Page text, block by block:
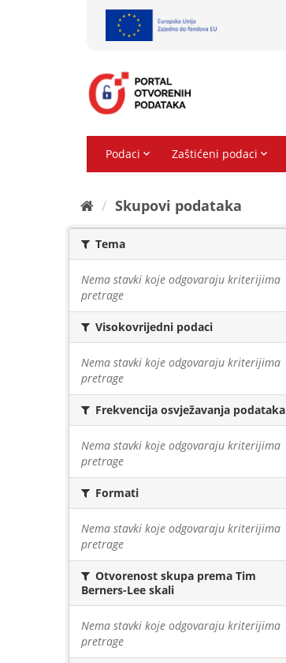
Skupovi podаtаkа
Tema
Nema stavki koje odgovaraju kriterijima
pretrage
Visokovrijedni podaci
Nema stavki koje odgovaraju kriterijima
pretrage
Frekvencija osvježavanja podataka
Nema stavki koje odgovaraju kriterijima
pretrage
Formati
Nema stavki koje odgovaraju kriterijima
pretrage
Otvorenost skupa prema Tim
Berners-Lee skali
Nema stavki koje odgovaraju kriterijima
pretrage